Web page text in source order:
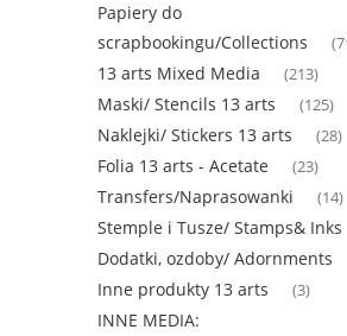
Papiery do
scrapbookingu/Collections
13 arts Mixed Media (213)
Maski/ Stencils 13 arts (125)
Naklejki/ Stickers 13 arts (28)
Folia 13 arts - Acetate (23)
Transfers/Naprasowanki (14)
Stemple i Tusze/ Stamps& Inks
Dodatki, ozdoby/ Adornments
Inne produkty 13 arts (3)
INNE MEDIA: